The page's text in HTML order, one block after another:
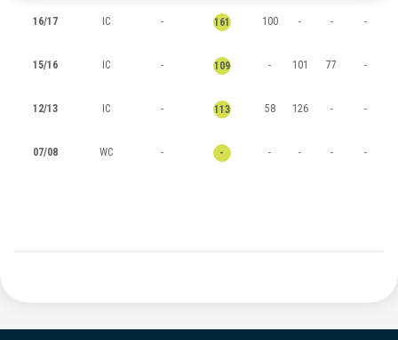
16/17 IC - 161 100 - - -
15/16 IC - 109 - 101 77 -
12/13 IC - 113 58 126 - -
07/08 WC - - - - - -